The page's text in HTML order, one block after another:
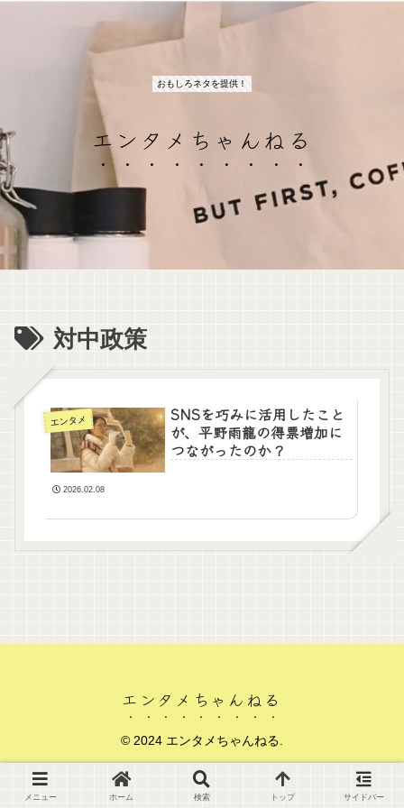
おもしろネタを提供！
エンタメちゃんねる
対中政策
エンタメ
SNSを巧みに活用したこと
が、平野雨龍の得票増加に
つながったのか？
2026.02.08
エンタメちゃんねる
© 2024 エンタメちゃんねる.
メニュー ホーム 検索 トップ サイドバー